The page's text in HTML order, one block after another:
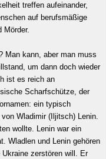
treffen aufeinander,
auf berufsmäßige
Mörder.
Man kann, aber man muss
um dann doch wieder
ist es reich an
Scharfschütze, der
ein typisch
Wladimir (Iljitsch) Lenin.
wollte. Lenin war ein
Wladlen und Lenin gehören
zerstören will. Er